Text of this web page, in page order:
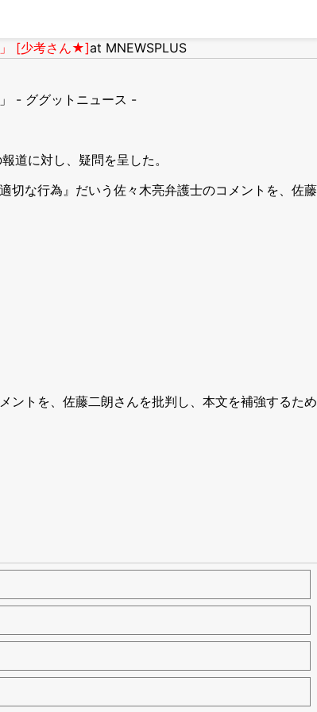
」 [少考さん★]at MNEWSPLUS
- ググットニュース -
道に対し、疑問を呈した。
切な行為』だいう佐々木亮弁護士のコメントを、佐藤
ントを、佐藤二朗さんを批判し、本文を補強するため